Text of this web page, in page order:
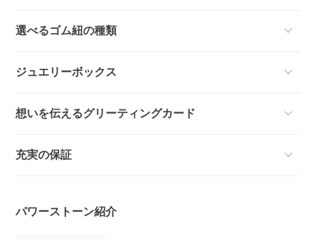
選べるゴム紐の種類
ジュエリーボックス
想いを伝えるグリーティングカード
充実の保証
パワーストーン紹介